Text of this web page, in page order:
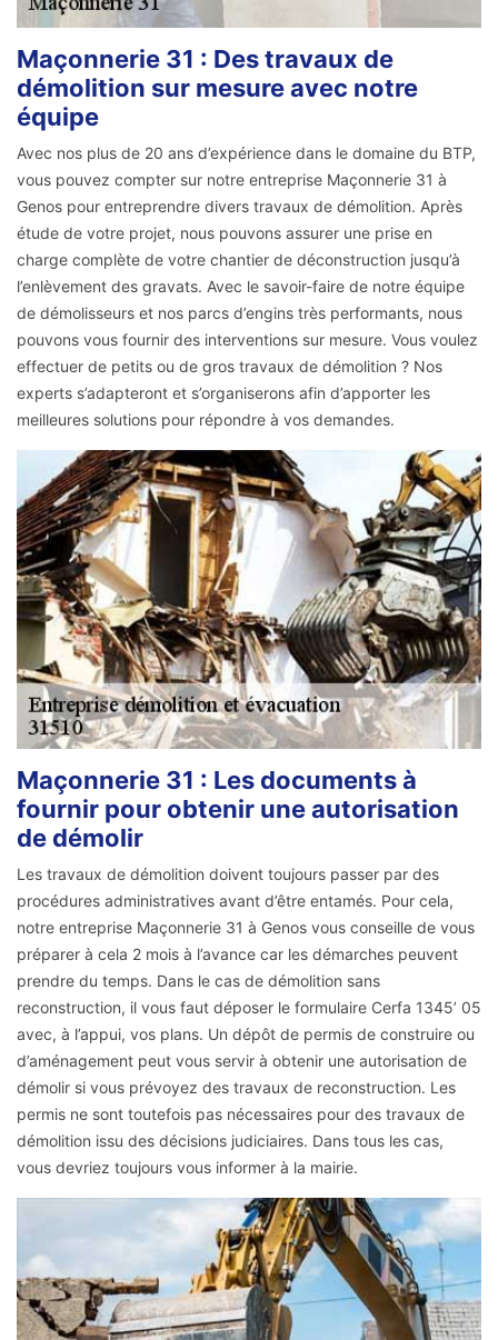
Maçonnerie 31 : Des travaux de
démolition sur mesure avec notre
équipe
Avec nos plus de 20 ans d’expérience dans le domaine du BTP,
vous pouvez compter sur notre entreprise Maçonnerie 31 à
Genos pour entreprendre divers travaux de démolition. Après
étude de votre projet, nous pouvons assurer une prise en
charge complète de votre chantier de déconstruction jusqu’à
l’enlèvement des gravats. Avec le savoir-faire de notre équipe
de démolisseurs et nos parcs d’engins très performants, nous
pouvons vous fournir des interventions sur mesure. Vous voulez
effectuer de petits ou de gros travaux de démolition ? Nos
experts s’adapteront et s’organiserons afin d’apporter les
meilleures solutions pour répondre à vos demandes.
Maçonnerie 31 : Les documents à
fournir pour obtenir une autorisation
de démolir
Les travaux de démolition doivent toujours passer par des
procédures administratives avant d’être entamés. Pour cela,
notre entreprise Maçonnerie 31 à Genos vous conseille de vous
préparer à cela 2 mois à l’avance car les démarches peuvent
prendre du temps. Dans le cas de démolition sans
reconstruction, il vous faut déposer le formulaire Cerfa 1345’ 05
avec, à l’appui, vos plans. Un dépôt de permis de construire ou
d’aménagement peut vous servir à obtenir une autorisation de
démolir si vous prévoyez des travaux de reconstruction. Les
permis ne sont toutefois pas nécessaires pour des travaux de
démolition issu des décisions judiciaires. Dans tous les cas,
vous devriez toujours vous informer à la mairie.